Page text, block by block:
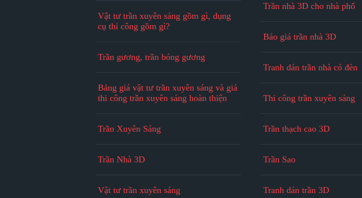
Vật tư trần xuyên sáng gồm gì, dụng
cụ thi công gồm gì?
Trần gương, trần bóng gương
Bảng giá vật tư trần xuyên sáng và giá
thi công trần xuyên sáng hoàn thiện
Trần Xuyên Sáng
Trần Nhà 3D
Vật tư trần xuyên sáng
Trần nhà 3D cho nhà phố
Báo giá trần nhà 3D
Tranh dán trần nhà có đèn
Thi công trần xuyên sáng
Trần thạch cao 3D
Trần Sao
Tranh dán trần 3D